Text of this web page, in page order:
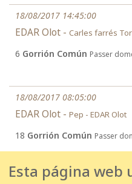
18/08/2017 14:45:00
EDAR Olot - Carles farrés
6 Gorrión Común Passer
18/08/2017 08:05:00
EDAR Olot - Pep - EDAR Olot
18 Gorrión Común Passer
17 de agosto de 2017
Esta página web